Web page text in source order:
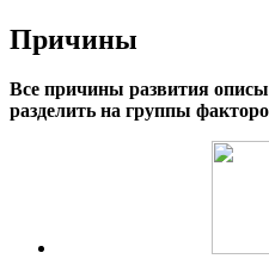
Причины
Все причины развития
разделить на группы